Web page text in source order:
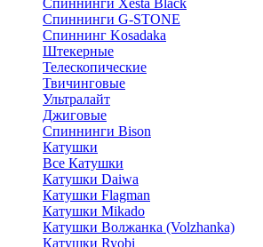
Спиннинги Xesta Black
Спиннинги G-STONE
Спиннинг Kosadaka
Штекерные
Телескопические
Твичинговые
Ультралайт
Джиговые
Спиннинги Bison
Катушки
Все Катушки
Катушки Daiwa
Катушки Flagman
Катушки Mikado
Катушки Волжанка (Volzhanka)
Катушки Ryobi